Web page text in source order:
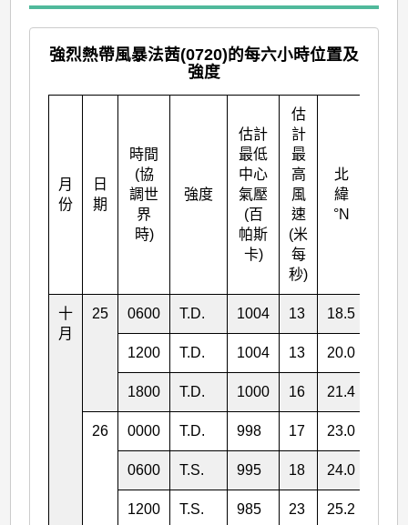
強烈熱帶風暴法茜(0720)的每六小時位置及
強度
月
份
日
期
時間
(協
調世
界
時)
強度
估計
最低
中心
氣壓
(百
帕斯
卡)
估
計
最
高
風
速
(米
每
秒)
北
緯
°N
十
月
25 0600 T.D. 1004 13 18.5
1200 T.D. 1004 13 20.0
1800 T.D. 1000 16 21.4
26 0000 T.D. 998 17 23.0
0600 T.S. 995 18 24.0
1200 T.S. 985 23 25.2